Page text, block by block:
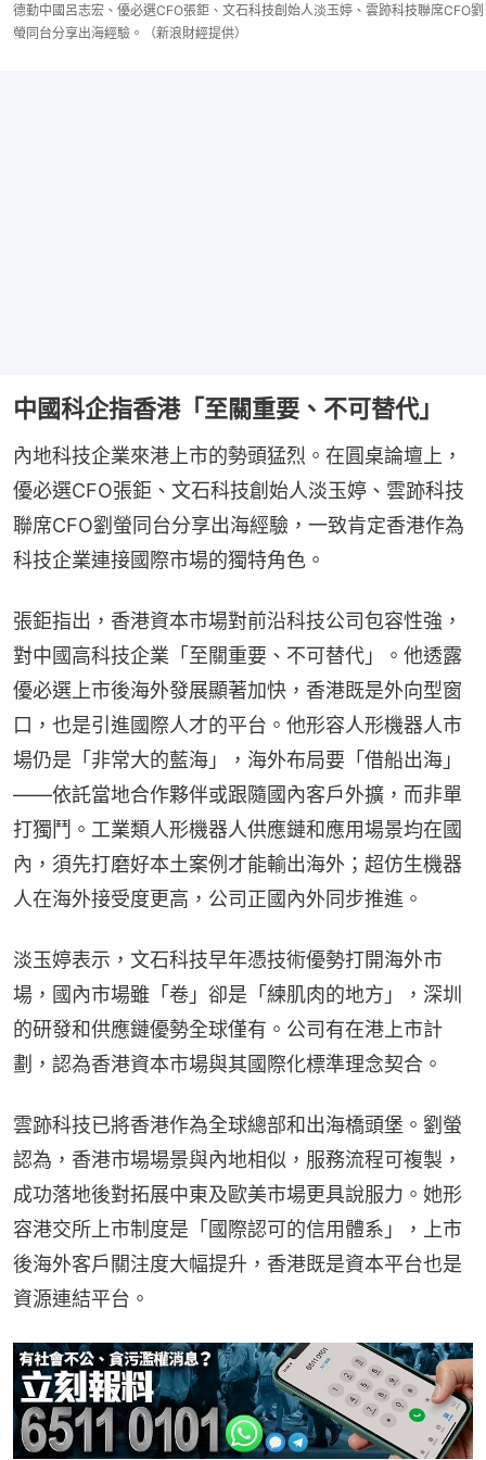
德勤中國呂志宏、優必選CFO張鉅、文石科技創始人淡玉婷、雲跡科技聯席CFO劉
螢同台分享出海經驗。（新浪財經提供）
中國科企指香港「至關重要、不可替代」
內地科技企業來港上市的勢頭猛烈。在圓桌論壇上，
優必選CFO張鉅、文石科技創始人淡玉婷、雲跡科技
聯席CFO劉螢同台分享出海經驗，一致肯定香港作為
科技企業連接國際市場的獨特角色。
張鉅指出，香港資本市場對前沿科技公司包容性強，
對中國高科技企業「至關重要、不可替代」。他透露
優必選上市後海外發展顯著加快，香港既是外向型窗
口，也是引進國際人才的平台。他形容人形機器人市
場仍是「非常大的藍海」，海外布局要「借船出海」
——依託當地合作夥伴或跟隨國內客戶外擴，而非單
打獨鬥。工業類人形機器人供應鏈和應用場景均在國
內，須先打磨好本土案例才能輸出海外；超仿生機器
人在海外接受度更高，公司正國內外同步推進。
淡玉婷表示，文石科技早年憑技術優勢打開海外市
場，國內市場雖「卷」卻是「練肌肉的地方」，深圳
的研發和供應鏈優勢全球僅有。公司有在港上市計
劃，認為香港資本市場與其國際化標準理念契合。
雲跡科技已將香港作為全球總部和出海橋頭堡。劉螢
認為，香港市場場景與內地相似，服務流程可複製，
成功落地後對拓展中東及歐美市場更具說服力。她形
容港交所上市制度是「國際認可的信用體系」，上市
後海外客戶關注度大幅提升，香港既是資本平台也是
資源連結平台。